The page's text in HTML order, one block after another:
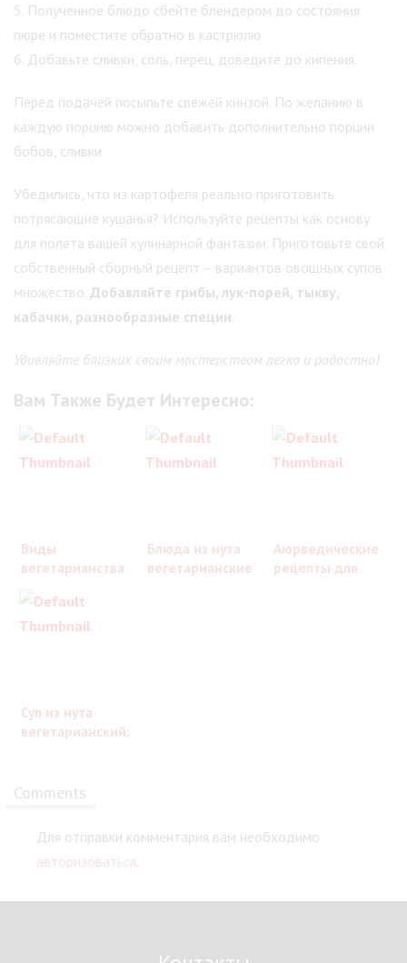
5. Полученное блюдо сбейте блендером до состояния
пюре и поместите обратно в кастрюлю.
6. Добавьте сливки, соль, перец, доведите до кипения.
Перед подачей посыпьте свежей кинзой. По желанию в
каждую порцию можно добавить дополнительно порции
бобов, сливки.
Убедились, что из картофеля реально приготовить
потрясающие кушанья? Используйте рецепты как основу
для полета вашей кулинарной фантазии. Приготовьте свой
собственный сборный рецепт – вариантов овощных супов
множество. Добавляйте грибы, лук-порей, тыкву,
кабачки, разнообразные специи.
Удивляйте близких своим мастерством легко и радостно!
Вам Также Будет Интересно:
Виды
вегетарианства
по полочкам!
Блюда из нута
вегетарианские
Аюрведические
рецепты для
Суп из нута
вегетарианский:
Comments
Для отправки комментария вам необходимо
авторизоваться.